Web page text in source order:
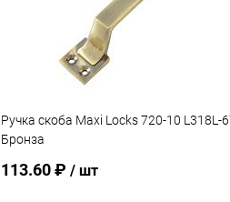
Ручка скоба Maxi Locks 720-10 L318L-
Бронза
113.60 ₽ / шт